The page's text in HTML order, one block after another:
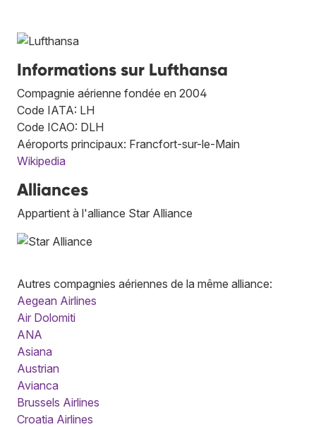
Informations sur Lufthansa
Compagnie aérienne fondée en 2004
Code IATA: LH
Code ICAO: DLH
Aéroports principaux: Francfort-sur-le-Main
Wikipedia
Alliances
Appartient à l'alliance Star Alliance
Autres compagnies aériennes de la même alliance:
Aegean Airlines
Air Dolomiti
ANA
Asiana
Austrian
Avianca
Brussels Airlines
Croatia Airlines